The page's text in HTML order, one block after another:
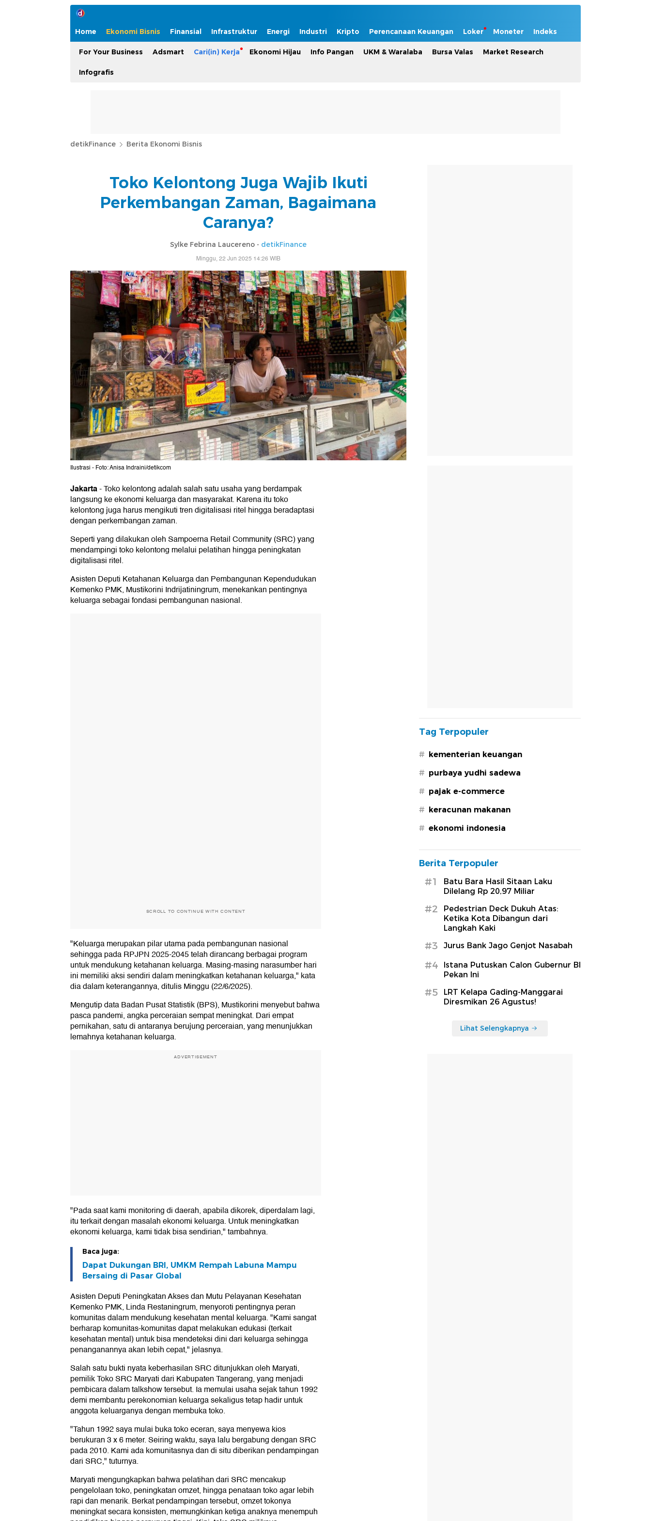
Home Ekonomi Bisnis Finansial Infrastruktur Energi Industri Kripto Perencanaan Keuangan Loker Moneter Indeks
For Your Business Adsmart Cari(in) Kerja Ekonomi Hijau Info Pangan UKM & Waralaba Bursa Valas Market Research
Infografis
detikFinance Berita Ekonomi Bisnis
Toko Kelontong Juga Wajib Ikuti
Perkembangan Zaman, Bagaimana
Caranya?
Sylke Febrina Laucereno - detikFinance
Minggu, 22 Jun 2025 14:26 WIB
Ilustrasi - Foto: Anisa Indraini/detikcom
Jakarta-Toko kelontong adalah salah satu usaha yang berdampak
langsung ke ekonomi keluarga dan masyarakat. Karena itu toko
kelontong juga harus mengikuti tren digitalisasi ritel hingga beradaptasi
dengan perkembangan zaman.
Seperti yang dilakukan oleh Sampoerna Retail Community (SRC) yang
mendampingi toko kelontong melalui pelatihan hingga peningkatan
digitalisasi ritel.
Asisten Deputi Ketahanan Keluarga dan Pembangunan Kependudukan
Kemenko PMK, Mustikorini Indrijatiningrum, menekankan pentingnya
keluarga sebagai fondasi pembangunan nasional.
SCROLL TO CONTINUE WITH CONTENT
"Keluarga merupakan pilar utama pada pembangunan nasional
sehingga pada RPJPN 2025-2045 telah dirancang berbagai program
untuk mendukung ketahanan keluarga. Masing-masing narasumber hari
ini memiliki aksi sendiri dalam meningkatkan ketahanan keluarga," kata
dia dalam keterangannya, ditulis Minggu (22/6/2025).
Mengutip data Badan Pusat Statistik (BPS), Mustikorini menyebut bahwa
pasca pandemi, angka perceraian sempat meningkat. Dari empat
pernikahan, satu di antaranya berujung perceraian, yang menunjukkan
lemahnya ketahanan keluarga.
ADVERTISEMENT
"Pada saat kami monitoring di daerah, apabila dikorek, diperdalam lagi,
itu terkait dengan masalah ekonomi keluarga. Untuk meningkatkan
ekonomi keluarga, kami tidak bisa sendirian," tambahnya.
Baca juga:
Dapat Dukungan BRI, UMKM Rempah Labuna Mampu
Bersaing di Pasar Global
Asisten Deputi Peningkatan Akses dan Mutu Pelayanan Kesehatan
Kemenko PMK, Linda Restaningrum, menyoroti pentingnya peran
komunitas dalam mendukung kesehatan mental keluarga. "Kami sangat
berharap komunitas-komunitas dapat melakukan edukasi (terkait
kesehatan mental) untuk bisa mendeteksi dini dari keluarga sehingga
penanganannya akan lebih cepat," jelasnya.
Salah satu bukti nyata keberhasilan SRC ditunjukkan oleh Maryati,
pemilik Toko SRC Maryati dari Kabupaten Tangerang, yang menjadi
pembicara dalam talkshow tersebut. Ia memulai usaha sejak tahun 1992
demi membantu perekonomian keluarga sekaligus tetap hadir untuk
anggota keluarganya dengan membuka toko.
"Tahun 1992 saya mulai buka toko eceran, saya menyewa kios
berukuran 3 x 6 meter. Seiring waktu, saya lalu bergabung dengan SRC
pada 2010. Kami ada komunitasnya dan di situ diberikan pendampingan
dari SRC," tuturnya.
Maryati mengungkapkan bahwa pelatihan dari SRC mencakup
pengelolaan toko, peningkatan omzet, hingga penataan toko agar lebih
rapi dan menarik. Berkat pendampingan tersebut, omzet tokonya
meningkat secara konsisten, memungkinkan ketiga anaknya menempuh
Tag Terpopuler
# kementerian keuangan
# purbaya yudhi sadewa
# pajak e-commerce
# keracunan makanan
# ekonomi indonesia
Berita Terpopuler
#1
Batu Bara Hasil Sitaan Laku
Dilelang Rp 20,97 Miliar
#2
Pedestrian Deck Dukuh Atas:
Ketika Kota Dibangun dari
Langkah Kaki
#3 Jurus Bank Jago Genjot Nasabah
#4
Istana Putuskan Calon Gubernur BI
Pekan Ini
#5
LRT Kelapa Gading-Manggarai
Diresmikan 26 Agustus!
Lihat Selengkapnya